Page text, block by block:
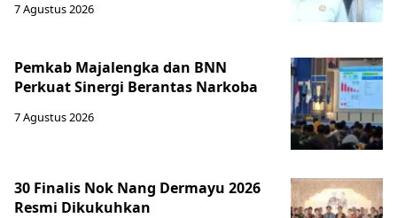
7 Agustus 2026
Pemkab Majalengka dan BNN
Perkuat Sinergi Berantas Narkoba
7 Agustus 2026
30 Finalis Nok Nang Dermayu 2026
Resmi Dikukuhkan